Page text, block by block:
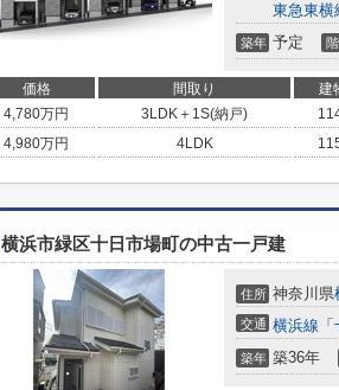
東急東横
築年 予定
価格 間取り 建
4,780万円 3LDK＋1S(納戸)
4,980万円 4LDK
横浜市緑区十日市場町の中古一戸建
住所 神奈川県
交通 横浜線 「
築年 築36年